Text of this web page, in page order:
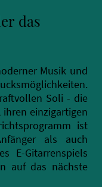
das
Musik und
Soli - die
einzigartigen
ist
als auch
E-Gitarrenspiels
auf das nächste